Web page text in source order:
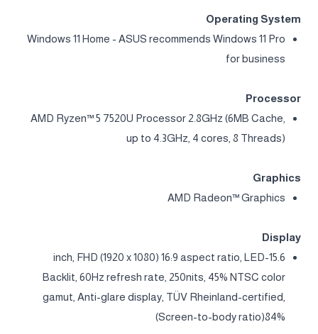
Operating System
Windows 11 Home - ASUS recommends Windows 11 Pro
for business
Processor
AMD Ryzen™ 5 7520U Processor 2.8GHz (6MB Cache,
up to 4.3GHz, 4 cores, 8 Threads)
Graphics
AMD Radeon™ Graphics
Display
15.6-inch, FHD (1920 x 1080) 16:9 aspect ratio, LED
Backlit, 60Hz refresh rate, 250nits, 45% NTSC color
gamut, Anti-glare display, TÜV Rheinland-certified,
(Screen-to-body ratio)84%